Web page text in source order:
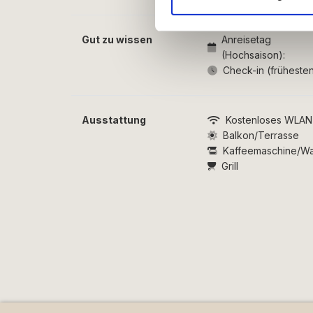
Gut zu wissen
Anreisetag
(Hochsaison):
Check-in
Ausstattung Kostenloses WLAN
Balkon/Terrasse
Kaffeemaschine/
Grill